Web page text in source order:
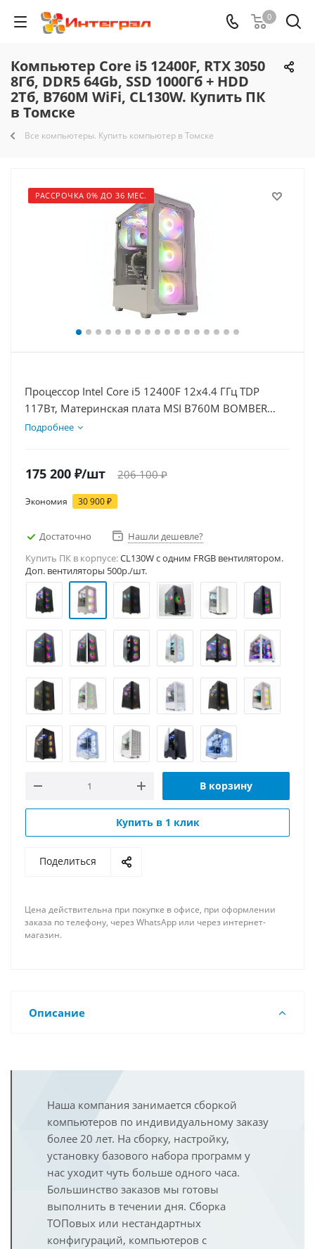
0
Компьютер Core i5 12400F, RTX 3050
8Гб, DDR5 64Gb, SSD 1000Гб + HDD
2Тб, B760M WiFi, CL130W. Купить ПК
в Томске
Все компьютеры. Купить компьютер в Томске
РАССРОЧКА 0% ДО 36 МЕС.
Процессор Intel Core i5 12400F 12x4.4 ГГц TDP
117Вт, Материнская плата MSI B760M BOMBER
WIFI D5, Видеокарта RTX 3050 8Гб, Память
Подробнее
175 200 ₽/шт 206 100₽
Экономия 30 900₽
Достаточно
Нашли дешевле?
Купить ПК в корпусе:CL130W c одним FRGB вентилятором.
Доп. вентиляторы 500р./шт.
В корзину
Купить в 1 клик
Поделиться
Цена действительна при покупке в офисе, при оформлении
заказа по телефону, через WhatsApp или через интернет-
магазин.
Описание
Наша компания занимается сборкой
компьютеров по индивидуальному заказу
более 20 лет. На сборку, настройку,
установку базового набора программ у
нас уходит чуть больше одного часа.
Большинство заказов мы готовы
выполнить в течении дня. Сборка
ТОПовых или нестандартных
конфигураций, компьютеров с